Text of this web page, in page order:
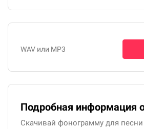
WAV или MP3
Подробная информация
Скачивай фонограмму для песни